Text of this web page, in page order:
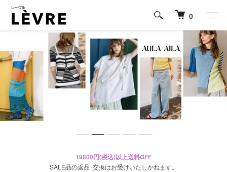
0
19800円(税込)以上送料OFF
SALE品の返品･交換はお受けいたしかねます。